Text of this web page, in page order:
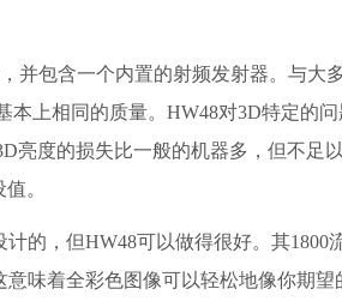
包含一个内置的射频发射器。与大
上相同的质量。HW48对3D特定的
亮度的损失比一般的机器多，但不足
。
，但HW48可以做得很好。其1800
味着全彩色图像可以轻松地像你期望